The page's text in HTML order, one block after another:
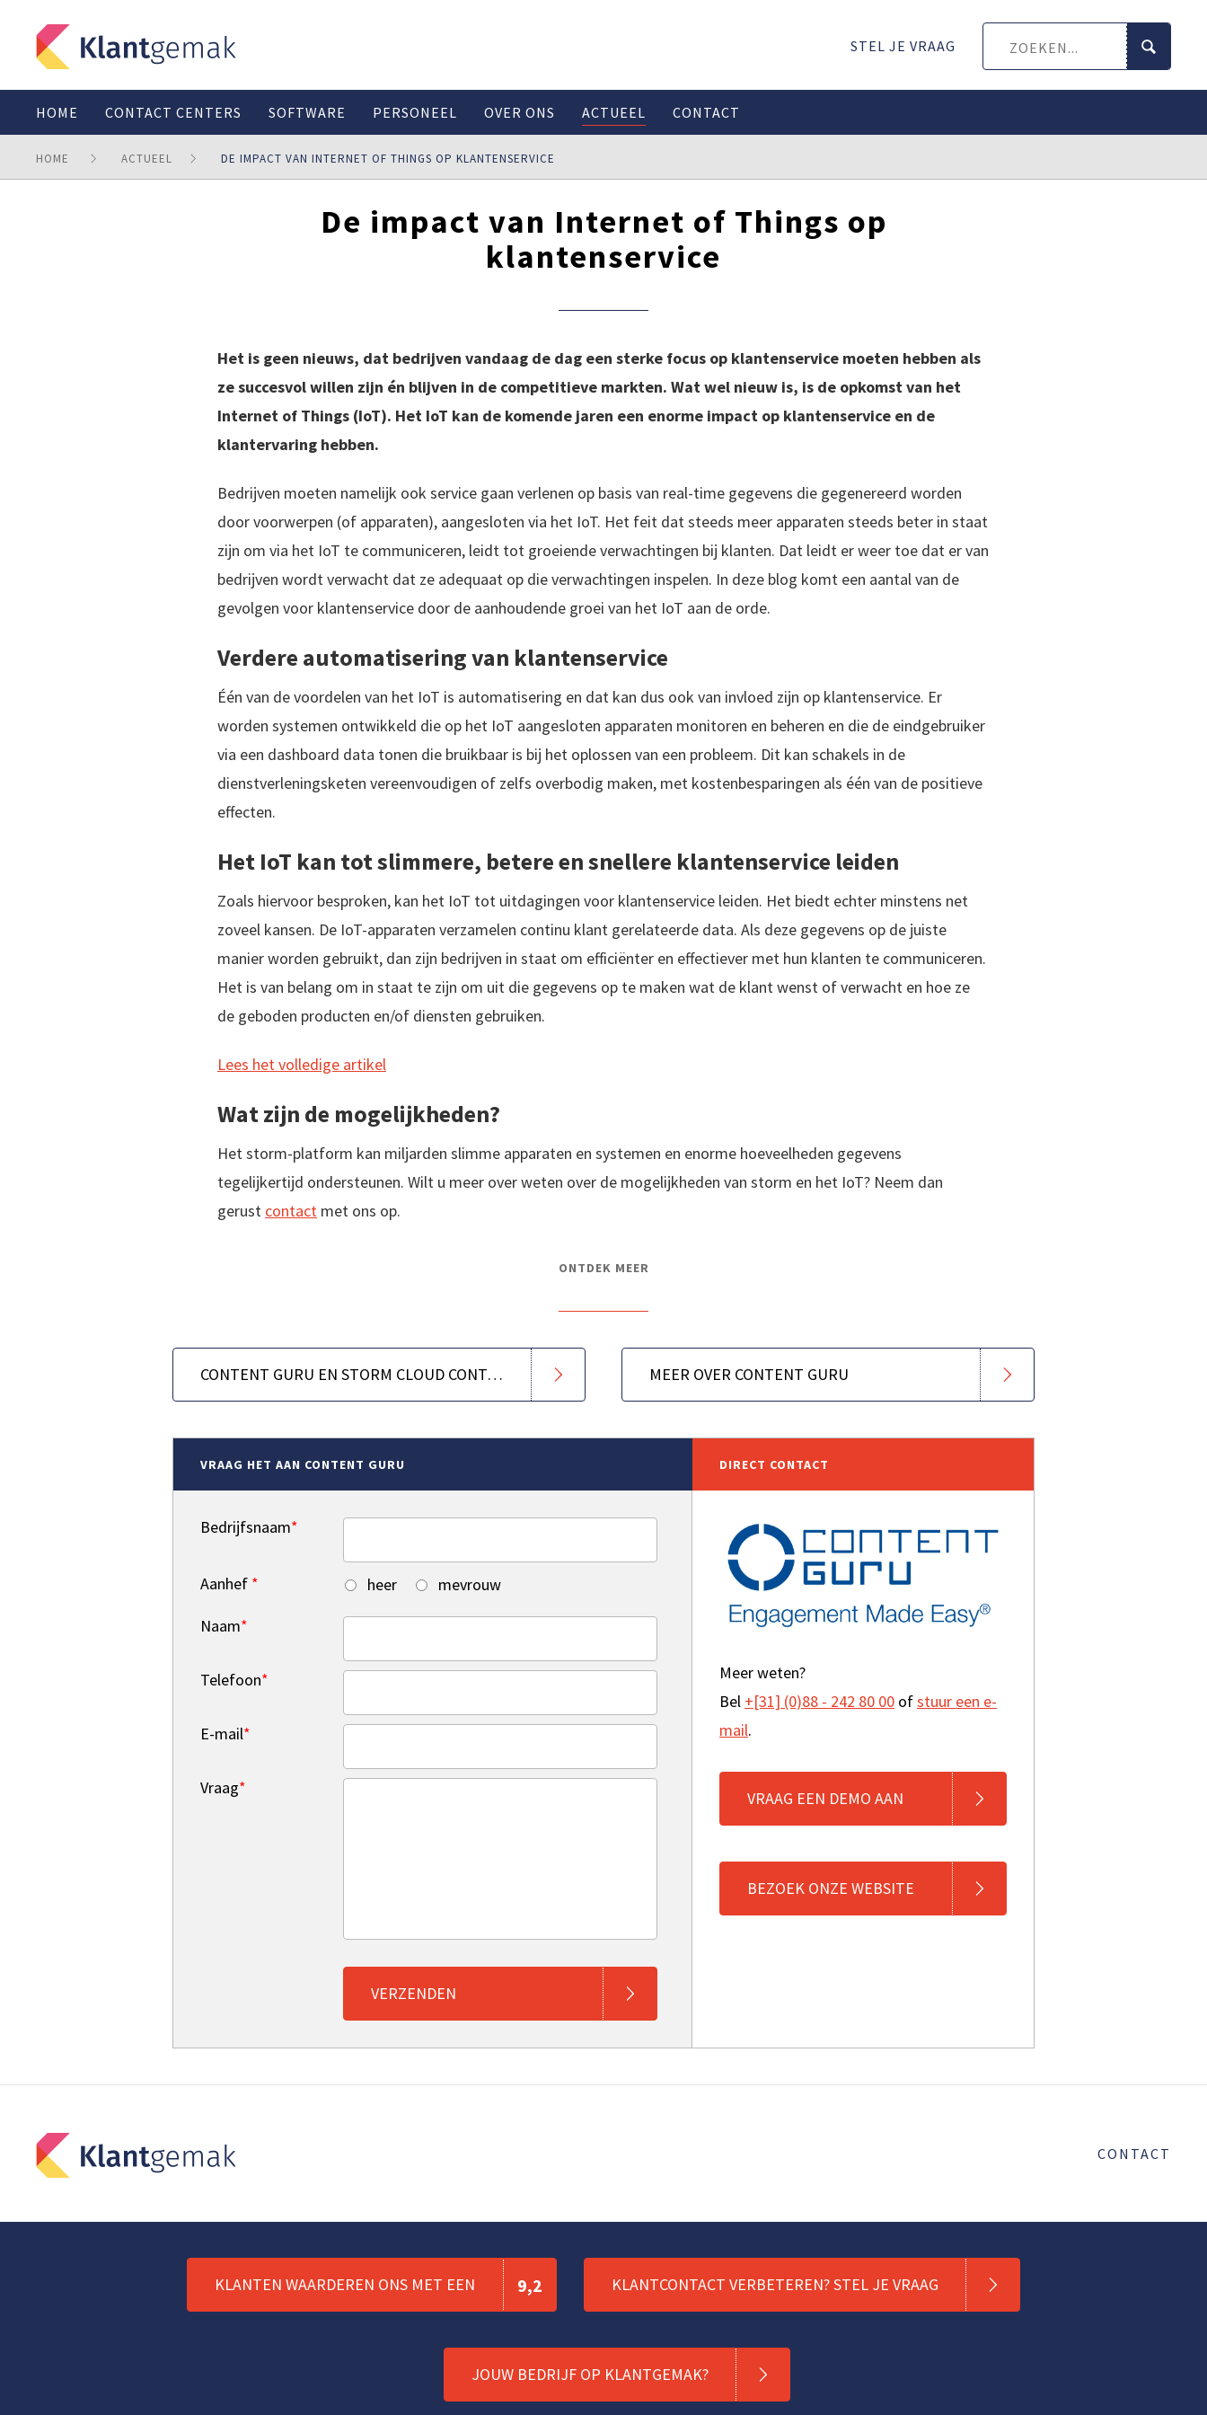
STEL JE VRAAG
HOME CONTACT CENTERS SOFTWARE PERSONEEL OVER ONS ACTUEEL CONTACT
HOME ACTUEEL DE IMPACT VAN INTERNET OF THINGS OP KLANTENSERVICE
De impact van Internet of Things op
klantenservice
Het is geen nieuws, dat bedrijven vandaag de dag een sterke focus op klantenservice moeten hebben als
ze succesvol willen zijn én blijven in de competitieve markten. Wat wel nieuw is, is de opkomst van het
Internet of Things (IoT). Het IoT kan de komende jaren een enorme impact op klantenservice en de
klantervaring hebben.
Bedrijven moeten namelijk ook service gaan verlenen op basis van real-time gegevens die gegenereerd worden
door voorwerpen (of apparaten), aangesloten via het IoT. Het feit dat steeds meer apparaten steeds beter in staat
zijn om via het IoT te communiceren, leidt tot groeiende verwachtingen bij klanten. Dat leidt er weer toe dat er van
bedrijven wordt verwacht dat ze adequaat op die verwachtingen inspelen. In deze blog komt een aantal van de
gevolgen voor klantenservice door de aanhoudende groei van het IoT aan de orde.
Verdere automatisering van klantenservice
Één van de voordelen van het IoT is automatisering en dat kan dus ook van invloed zijn op klantenservice. Er
worden systemen ontwikkeld die op het IoT aangesloten apparaten monitoren en beheren en die de eindgebruiker
via een dashboard data tonen die bruikbaar is bij het oplossen van een probleem. Dit kan schakels in de
dienstverleningsketen vereenvoudigen of zelfs overbodig maken, met kostenbesparingen als één van de positieve
effecten.
Het IoT kan tot slimmere, betere en snellere klantenservice leiden
Zoals hiervoor besproken, kan het IoT tot uitdagingen voor klantenservice leiden. Het biedt echter minstens net
zoveel kansen. De IoT-apparaten verzamelen continu klant gerelateerde data. Als deze gegevens op de juiste
manier worden gebruikt, dan zijn bedrijven in staat om efficiënter en effectiever met hun klanten te communiceren.
Het is van belang om in staat te zijn om uit die gegevens op te maken wat de klant wenst of verwacht en hoe ze
de geboden producten en/of diensten gebruiken.
Lees het volledige artikel
Wat zijn de mogelijkheden?
Het storm-platform kan miljarden slimme apparaten en systemen en enorme hoeveelheden gegevens
tegelijkertijd ondersteunen. Wilt u meer over weten over de mogelijkheden van storm en het IoT? Neem dan
gerust contact met ons op.
ONTDEK MEER
CONTENT GURU EN STORM CLOUD CONTACT CENTER MEER OVER CONTENT GURU
VRAAG HET AAN CONTENT GURU
Bedrijfsnaam*
Aanhef * heer
mevrouw
Naam*
Telefoon*
E-mail*
Vraag*
VERZENDEN
DIRECT CONTACT
Meer weten?
Bel +[31] (0)88 - 242 80 00 ofstuur een e-
mail.
VRAAG EEN DEMO AAN
BEZOEK ONZE WEBSITE
CONTACT
KLANTEN WAARDEREN ONS MET EEN 9,2 KLANTCONTACT VERBETEREN? STEL JE VRAAG
JOUW BEDRIJF OP KLANTGEMAK?